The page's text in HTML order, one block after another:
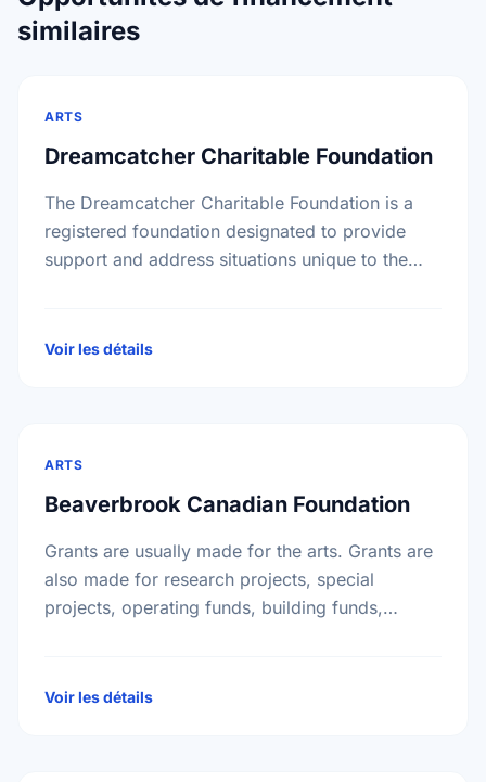
similaires
ARTS
Dreamcatcher Charitable Foundation
The Dreamcatcher Charitable Foundation is a
registered foundation designated to provide
support and address situations unique to the
Voir les détails
ARTS
Beaverbrook Canadian Foundation
Grants are usually made for the arts. Grants are
also made for research projects, special
projects, operating funds, building funds,
Voir les détails